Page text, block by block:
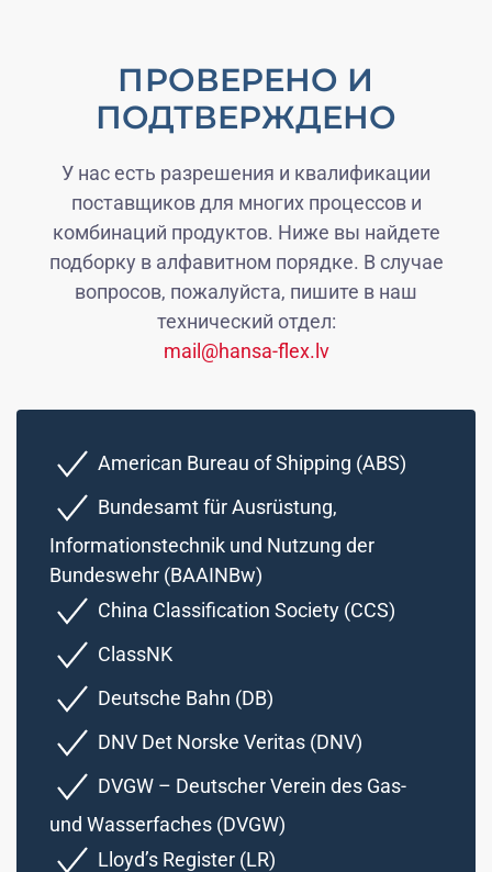
ПРОВЕРЕНО И
ПОДТВЕРЖДЕНО
У нас есть разрешения и квалификации
поставщиков для многих процессов и
комбинаций продуктов. Ниже вы найдете
подборку в алфавитном порядке. В случае
вопросов, пожалуйста, пишите в наш
технический отдел:
mail@hansa-flex.lv
American Bureau of Shipping (ABS)
Bundesamt für Ausrüstung,
Informationstechnik und Nutzung der
Bundeswehr (BAAINBw)
China Classification Society (CCS)
ClassNK
Deutsche Bahn (DB)
DNV Det Norske Veritas (DNV)
DVGW – Deutscher Verein des Gas-
und Wasserfaches (DVGW)
Lloyd’s Register (LR)